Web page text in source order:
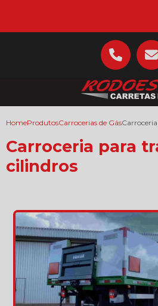
HomeProdutosCarrocerias de Gás
Carroceria para
cilindros